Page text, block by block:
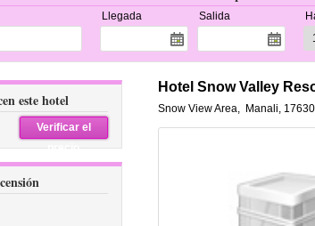
Llegada Salida
este hotel
Verificar el
precio
Hotel Snow Valley
Snow View Area, Manali,